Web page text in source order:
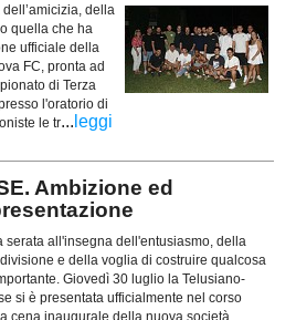
della
quella che ha
ufficiale della
FC, pronta ad
di Terza
l'oratorio di
le tr... leggi
Ambizione ed
serata all'insegna dell'entusiasmo, della
e della voglia di costruire qualcosa
Giovedì 30 luglio la Telusiano-
si è presentata ufficialmente nel corso